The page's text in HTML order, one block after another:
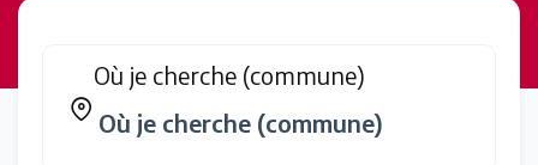
Où je cherche (commune)